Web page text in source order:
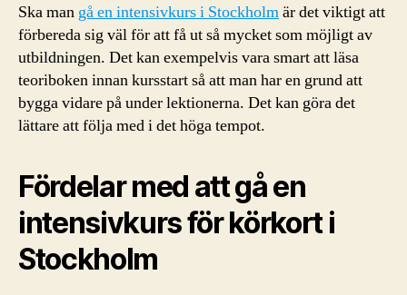
Ska man gå en intensivkurs i Stockholmär det viktigt att
förbereda sig väl för att få ut så mycket som möjligt av
utbildningen. Det kan exempelvis vara smart att läsa
teoriboken innan kursstart så att man har en grund att
bygga vidare på under lektionerna. Det kan göra det
lättare att följa med i det höga tempot.
Fördelar med att gå en
intensivkurs för körkort i
Stockholm